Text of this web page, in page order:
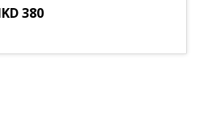
380